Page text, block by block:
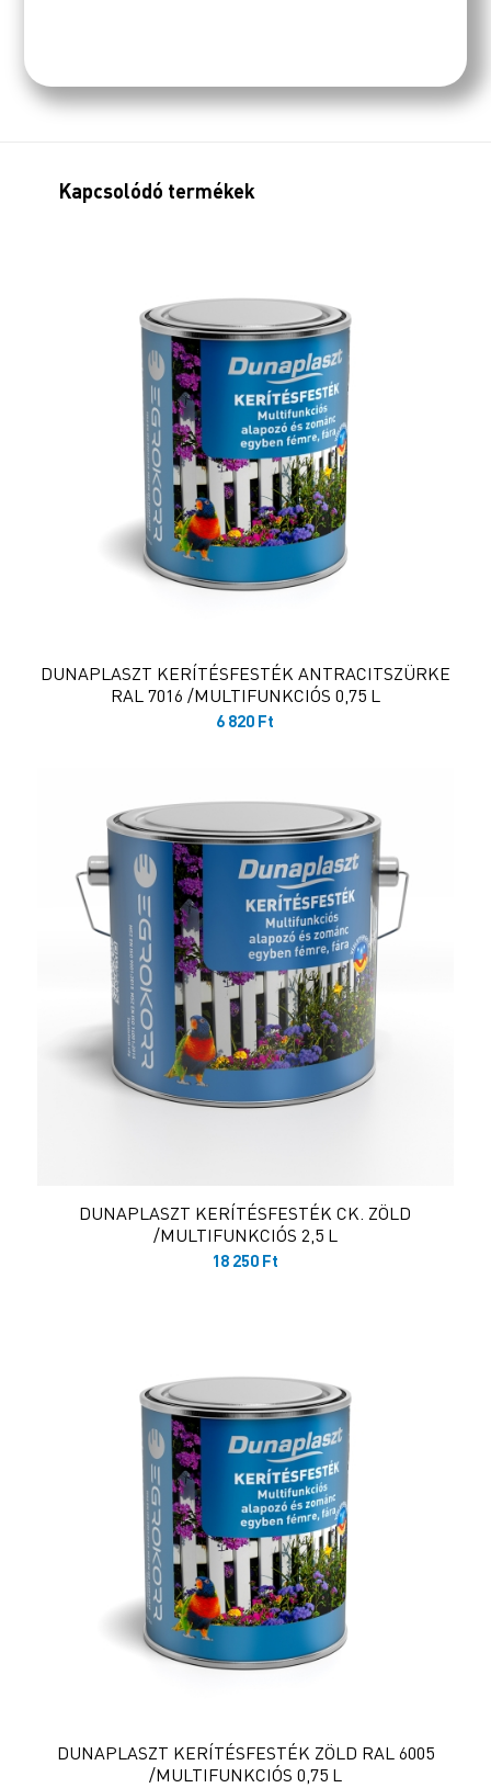
Kapcsolódó termékek
DUNAPLASZT KERÍTÉSFESTÉK ANTRACITSZÜRKE
RAL 7016 /MULTIFUNKCIÓS 0,75 L
6 820 Ft
DUNAPLASZT KERÍTÉSFESTÉK CK. ZÖLD
/MULTIFUNKCIÓS 2,5 L
18 250 Ft
DUNAPLASZT KERÍTÉSFESTÉK ZÖLD RAL 6005
/MULTIFUNKCIÓS 0,75 L